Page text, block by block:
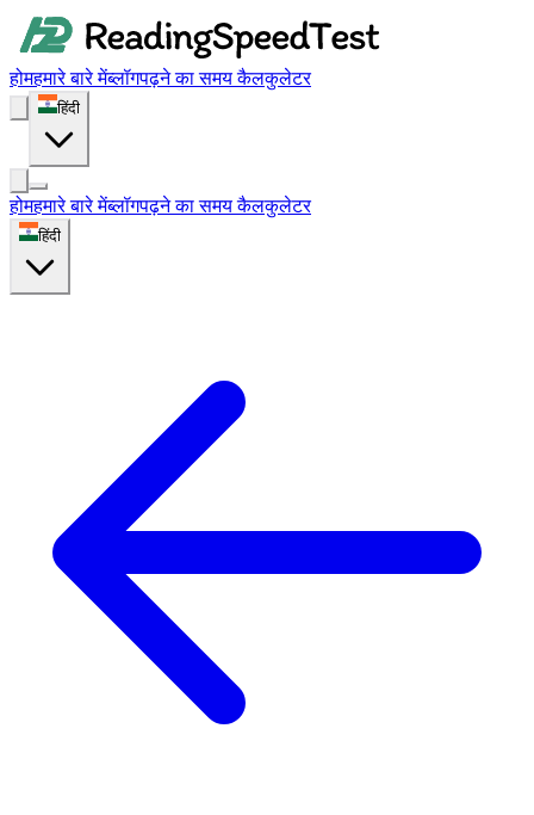
होमहमारे बारे मेंब्लॉगपढ़ने का समय कैलकुलेटर
हिंदी
होमहमारे बारे मेंब्लॉगपढ़ने का समय कैलकुलेटर
हिंदी